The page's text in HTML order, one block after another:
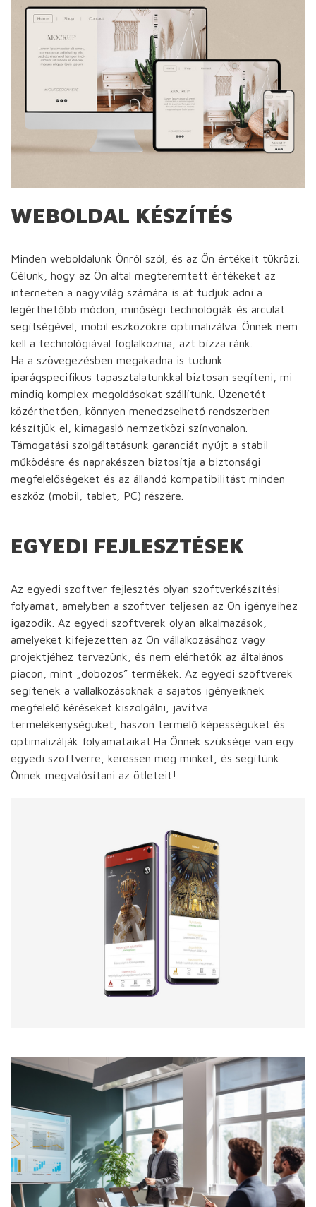
WEBOLDAL KÉSZÍTÉS
Minden weboldalunk Önről szól, és az Ön értékeit tükrözi.
Célunk, hogy az Ön által megteremtett értékeket az
interneten a nagyvilág számára is át tudjuk adni a
legérthetőbb módon, minőségi technológiák és arculat
segítségével, mobil eszközökre optimalizálva. Önnek nem
kell a technológiával foglalkoznia, azt bízza ránk.
Ha a szövegezésben megakadna is tudunk
iparágspecifikus tapasztalatunkkal biztosan segíteni, mi
mindig komplex megoldásokat szállítunk. Üzenetét
közérthetően, könnyen menedzselhető rendszerben
készítjük el, kimagasló nemzetközi színvonalon.
Támogatási szolgáltatásunk garanciát nyújt a stabil
működésre és naprakészen biztosítja a biztonsági
megfelelőségeket és az állandó kompatibilitást minden
eszköz (mobil, tablet, PC) részére.
EGYEDI FEJLESZTÉSEK
Az egyedi szoftver fejlesztés olyan szoftverkészítési
folyamat, amelyben a szoftver teljesen az Ön igényeihez
igazodik. Az egyedi szoftverek olyan alkalmazások,
amelyeket kifejezetten az Ön vállalkozásához vagy
projektjéhez tervezünk, és nem elérhetők az általános
piacon, mint „dobozos” termékek. Az egyedi szoftverek
segítenek a vállalkozásoknak a sajátos igényeiknek
megfelelő kéréseket kiszolgálni, javítva
termelékenységüket, haszon termelő képességüket és
optimalizálják folyamataikat.Ha Önnek szüksége van egy
egyedi szoftverre, keressen meg minket, és segítünk
Önnek megvalósítani az ötleteit!